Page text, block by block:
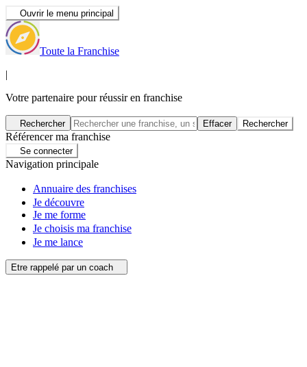
Ouvrir le menu principal
Toute la Franchise
|
Votre partenaire pour réussir en franchise
Rechercher Effacer Rechercher
Référencer ma franchise
Se connecter
Navigation principale
Annuaire des franchises
Je découvre
Je me forme
Je choisis ma franchise
Je me lance
Etre rappelé par un coach